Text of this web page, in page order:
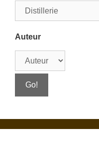
Auteur